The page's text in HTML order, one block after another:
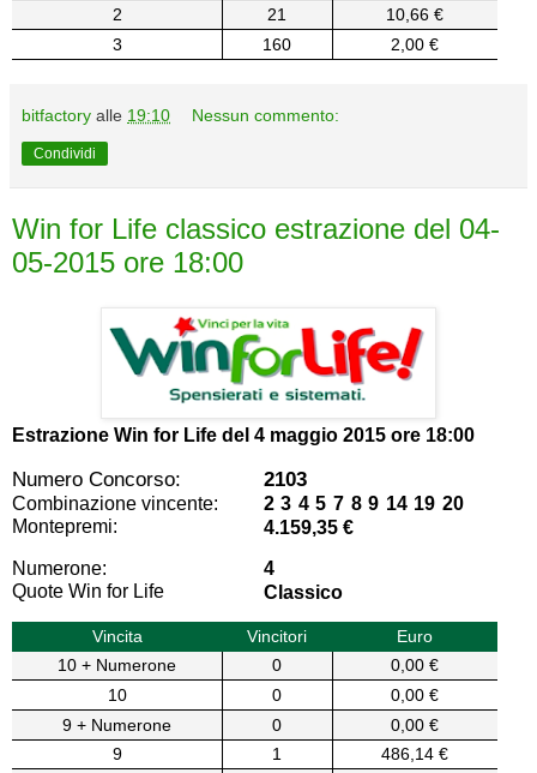
2
21
10,66 €
3
160 2,00 €
bitfactory alle 19:10 Nessun commento:
Condividi
Win for Life classico estrazione del 04-
05-2015 ore 18:00
Estrazione Win for Life del 4 maggio 2015 ore 18:00
Numero Concorso: 2103
Combinazione vincente:
2 3 4 5 7 8 9 14 19 20
Montepremi:
4.159,35 €
Numerone:
4
Quote Win for Life
Classico
Vincita Vincitori
Euro
10 + Numerone
0
0,00 €
10
0
0,00 €
9 + Numerone
0
0,00 €
9
1
486,14 €